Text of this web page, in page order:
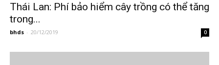
Thái Lan: Phí bảo hiểm cây trồng có thể tăng
trong...
bhds - 20/12/2019 0